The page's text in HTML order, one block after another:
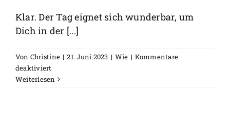
Klar. Der Tag eignet sich wunderbar, um
Dich in der [...]
Von Christine | 21. Juni 2023 | Wie | Kommentare
deaktiviert
Kann
Weiterlesen